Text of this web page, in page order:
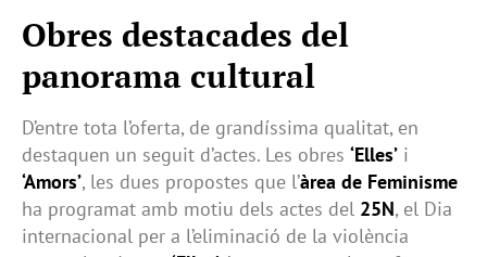
Obres destacades del
panorama cultural
D’entre tota l’oferta, de grandíssima qualitat, en
destaquen un seguit d’actes. Les obres ‘Elles’ i
‘Amors’, les dues propostes que l’àrea de Feminisme
ha programat amb motiu dels actes del 25N, el Dia
internacional per a l’eliminació de la violència